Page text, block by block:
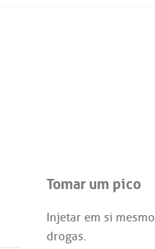
Tomar um pico
Injetar em si mesmo
drogas.